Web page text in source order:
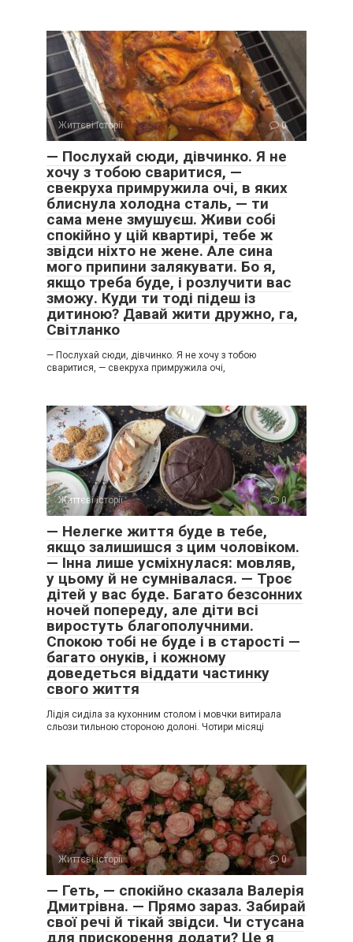
Життєві історії 0
— Послухай сюди, дівчинко. Я не
хочу з тобою сваритися, —
свекруха примружила очі, в яких
блиснула холодна сталь, — ти
сама мене змушуєш. Живи собі
спокійно у цій квартирі, тебе ж
звідси ніхто не жене. Але сина
мого припини залякувати. Бо я,
якщо треба буде, і розлучити вас
зможу. Куди ти тоді підеш із
дитиною? Давай жити дружно, га,
Світланко
— Послухай сюди, дівчинко. Я не хочу з тобою
сваритися, — свекруха примружила очі,
Життєві історії 0
— Нелегке життя буде в тебе,
якщо залишишся з цим чоловіком.
— Інна лише усміхнулася: мовляв,
у цьому й не сумнівалася. — Троє
дітей у вас буде. Багато безсонних
ночей попереду, але діти всі
виростуть благополучними.
Спокою тобі не буде і в старості —
багато онуків, і кожному
доведеться віддати частинку
свого життя
Лідія сиділа за кухонним столом і мовчки витирала
сльози тильною стороною долоні. Чотири місяці
Життєві історії 0
— Геть, — спокійно сказала Валерія
Дмитрівна. — Прямо зараз. Забирай
свої речі й тікай звідси. Чи стусана
для прискорення додати? Це я